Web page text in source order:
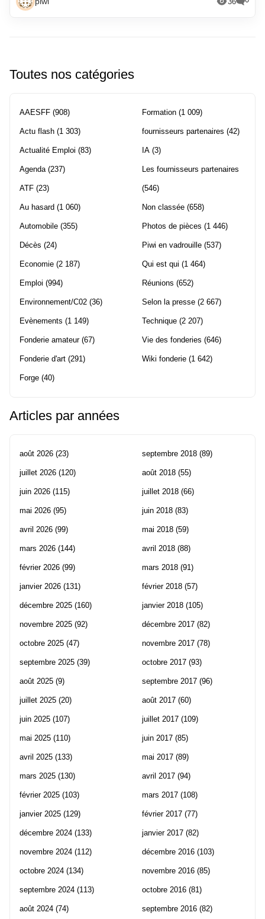
Toutes nos catégories
AAESFF (908)
Actu flash (1 303)
Actualité Emploi (83)
Agenda(237)
ATF (23)
Au hasard (1 060)
Automobile (355)
Décès (24)
Economie (2 187)
Emploi (994)
Environnement/C02 (36)
Evènements (1 149)
Fonderie amateur(67)
Fonderie d'art (291)
Forge (40)
Formation (1 009)
fournisseurs partenaires (42)
IA (3)
Les fournisseurs partenaires
(546)
Non classée (658)
Photos de pièces (1 446)
Piwi en vadrouille (537)
Qui est qui (1 464)
Réunions (652)
Selon la presse (2 667)
Technique (2 207)
Vie des fonderies (646)
Wiki fonderie (1 642)
Articles par années
août 2026 (23)
juillet 2026 (120)
juin 2026 (115)
mai 2026 (95)
avril 2026 (99)
mars 2026 (144)
février 2026 (99)
janvier 2026 (131)
décembre 2025 (160)
novembre 2025 (92)
octobre 2025 (47)
septembre 2025 (39)
août 2025 (9)
juillet 2025 (20)
juin 2025 (107)
mai 2025 (110)
avril 2025 (133)
mars 2025 (130)
février 2025 (103)
janvier 2025 (129)
décembre 2024 (133)
novembre 2024 (112)
octobre 2024 (134)
septembre 2024 (113)
août 2024 (74)
septembre 2018 (89)
août 2018 (55)
juillet 2018 (66)
juin 2018 (83)
mai 2018 (59)
avril 2018 (88)
mars 2018 (91)
février 2018 (57)
janvier 2018 (105)
décembre 2017 (82)
novembre 2017 (78)
octobre 2017 (93)
septembre 2017 (96)
août 2017 (60)
juillet 2017 (109)
juin 2017 (85)
mai 2017 (89)
avril 2017 (94)
mars 2017 (108)
février 2017 (77)
janvier 2017 (82)
décembre 2016 (103)
novembre 2016 (85)
octobre 2016 (81)
septembre 2016 (82)